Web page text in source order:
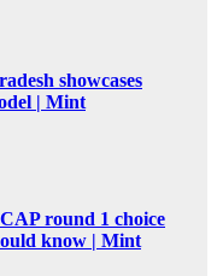
showcases
| Mint
round 1 choice
know | Mint